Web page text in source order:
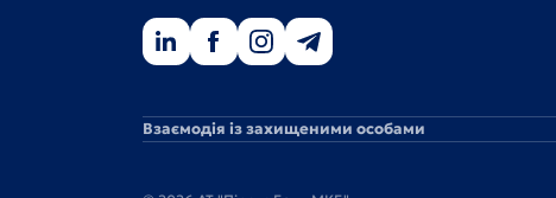
Взаємодія із захищеними особами